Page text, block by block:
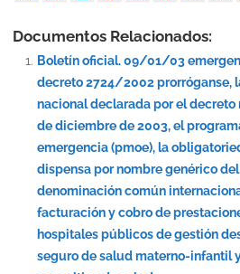
Documentos Relacionados:
Boletín oficial. 09/01/03
decreto 2724/2002 prorróganse,
nacional declarada por el decreto
de diciembre de 2003, el
emergencia (pmoe), la
dispensa por nombre genérico
denominación común
facturación y cobro de
hospitales públicos de gestión
seguro de salud materno-infantil